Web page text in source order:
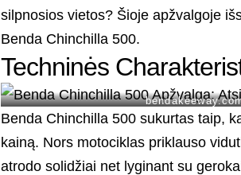
silpnosios vietos? Šioje apžvalgoje
Benda Chinchilla 500.
Techninės
Benda Chinchilla 500 sukurtas taip,
kainą. Nors motociklas priklauso
atrodo solidžiai net lyginant su